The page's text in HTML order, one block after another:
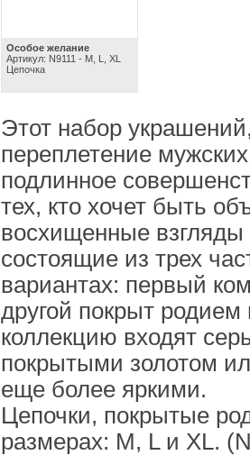
Особое желание
Артикул: N9111 - M, L, XL
Цепочка
Этот набор
переплетение
подлинное
тех, кто хочет быть
восхищенные
состоящие из трех
вариантах: первый
другой покрыт
коллекцию входят
покрытыми золотом
еще более яркими.
Цепочки, покрытые
размерах: M, L и XL.